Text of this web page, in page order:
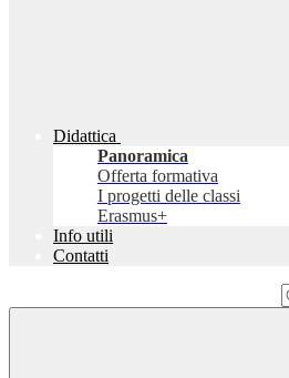
Didattica
Panoramica
Offerta formativa
I progetti delle classi
Erasmus+
Info utili
Contatti